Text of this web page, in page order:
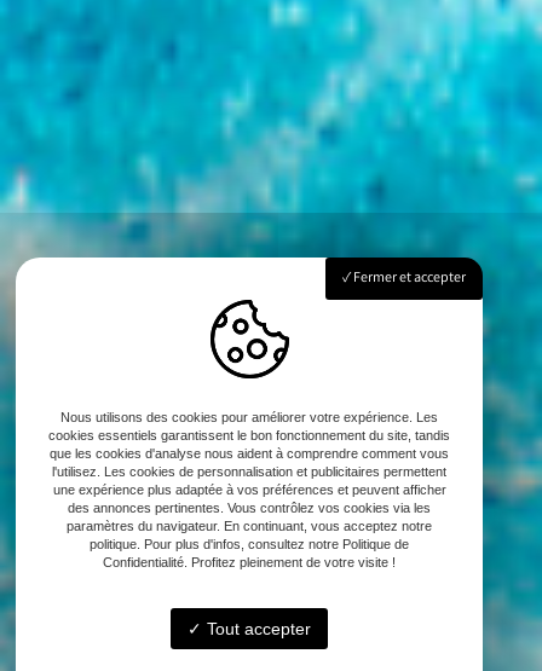
Fermer et accepter
Nous utilisons des cookies pour améliorer votre expérience. Les
cookies essentiels garantissent le bon fonctionnement du site, tandis
que les cookies d'analyse nous aident à comprendre comment vous
l'utilisez. Les cookies de personnalisation et publicitaires permettent
une expérience plus adaptée à vos préférences et peuvent afficher
des annonces pertinentes. Vous contrôlez vos cookies via les
paramètres du navigateur. En continuant, vous acceptez notre
politique. Pour plus d'infos, consultez notre Politique de
Confidentialité. Profitez pleinement de votre visite !
Tout accepter